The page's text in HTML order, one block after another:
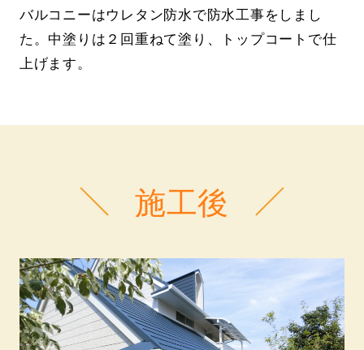
バルコニーはウレタン防水で防水工事をしまし
た。中塗りは２回重ねて塗り、トップコートで仕
上げます。
施工後